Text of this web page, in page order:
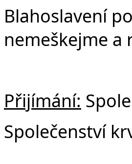
Blahoslavení
nemeškejme a
Přijímání:
Společenství